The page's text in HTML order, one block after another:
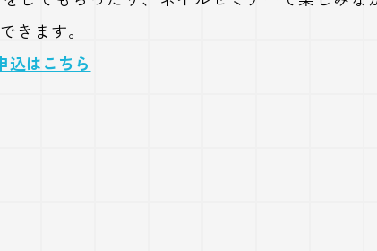
きます。
込はこちら